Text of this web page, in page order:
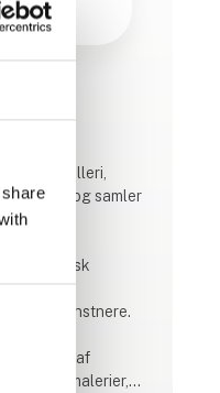
kunstgalleri,
og samler
en eklektisk
kunstnere.
af
malerier,